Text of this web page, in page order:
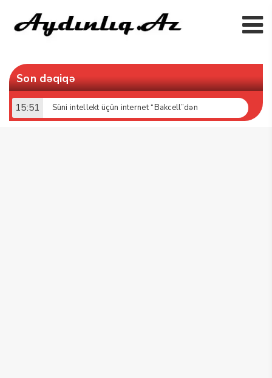
Son dəqiqə
15:51 Süni intellekt üçün internet “Bakcell”dən